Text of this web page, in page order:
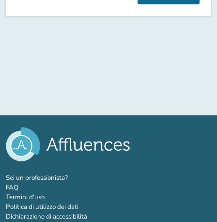
Sei un professionista?(nuova scheda)
FAQ
Termini d'uso
Politica di utilizzo dei dati
Dichiarazione di accessibilità